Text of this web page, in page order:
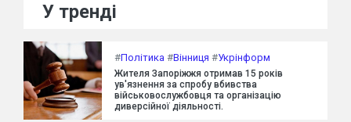
У тренді
#Політика #Вінниця #Укрінформ
Жителя Запоріжжя отримав 15 років
ув'язнення за спробу вбивства
військовослужбовця та організацію
диверсійної діяльності.